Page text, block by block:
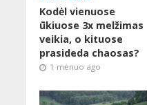
Kodėl vienuose
ūkiuose 3x melžimas
veikia, o kituose
prasideda chaosas?
1 mėnuo ago